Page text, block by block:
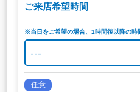
ご来店希望時間
※当日をご希望の場合、1時間後以降の時
任意